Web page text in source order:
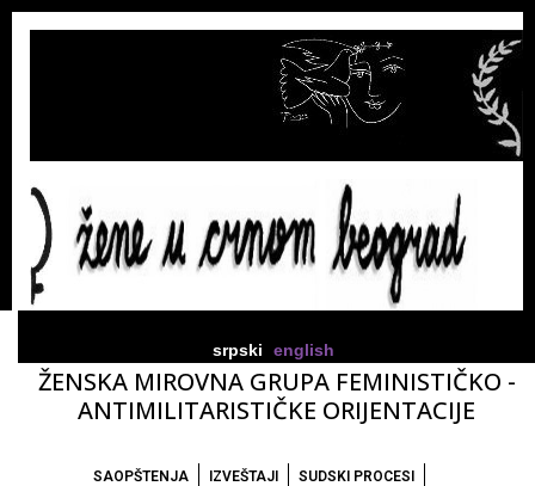
srpski english
ŽENSKA MIROVNA GRUPA FEMINISTIČKO -
ANTIMILITARISTIČKE ORIJENTACIJE
SAOPŠTENJA IZVEŠTAJI SUDSKI PROCESI